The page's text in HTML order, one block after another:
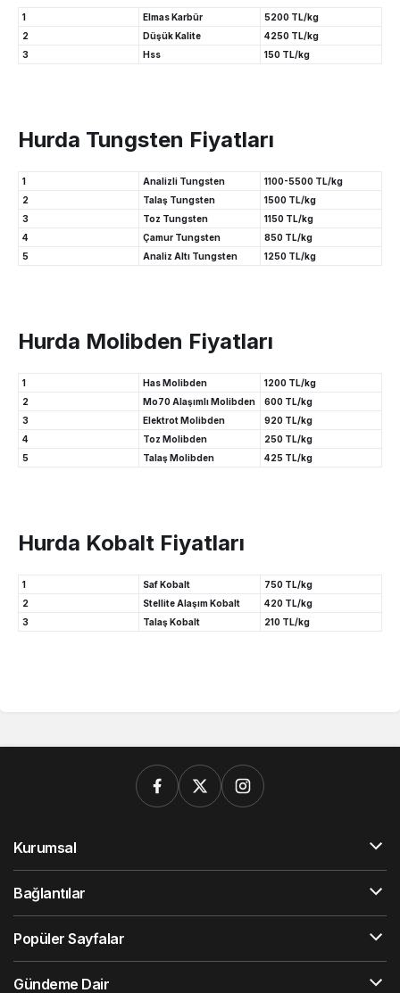
1 Elmas Karbür
5200 TL/kg
2
Düşük Kalite
4250 TL/kg
3
Hss 150 TL/kg
Hurda Tungsten Fiyatları
1 Analizli Tungsten
1100-5500 TL/kg
2
Talaş Tungsten
1500 TL/kg
3
Toz Tungsten
1150 TL/kg
4
Çamur Tungsten
850 TL/kg
5
Analiz Altı Tungsten 1250 TL/kg
Hurda Molibden Fiyatları
1 Has Molibden
1200 TL/kg
2
Mo70 Alaşımlı Molibden
600 TL/kg
3
Elektrot Molibden
920 TL/kg
4
Toz Molibden
250 TL/kg
5
Talaş Molibden 425 TL/kg
Hurda Kobalt Fiyatları
1 Saf Kobalt
750 TL/kg
2
Stellite Alaşım Kobalt
420 TL/kg
3
Talaş Kobalt 210 TL/kg
Kurumsal
Bağlantılar
Popüler Sayfalar
Gündeme Dair